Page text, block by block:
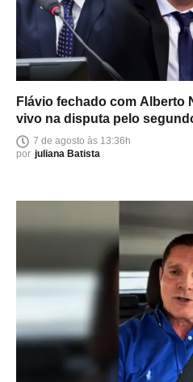
Flávio fechado com Alberto
vivo na disputa pelo
Amazonas
7 de agosto às 13:36h
por juliana Batista